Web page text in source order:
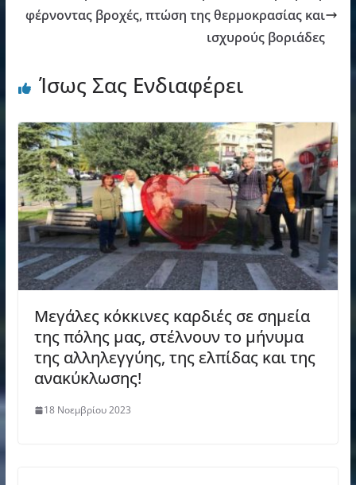
φέρνοντας βροχές, πτώση της θερμοκρασίας και
ισχυρούς βοριάδες
Ίσως Σας Ενδιαφέρει
Μεγάλες κόκκινες καρδιές σε σημεία
της πόλης μας, στέλνουν το μήνυμα
της αλληλεγγύης, της ελπίδας και της
ανακύκλωσης!
18 Νοεμβρίου 2023